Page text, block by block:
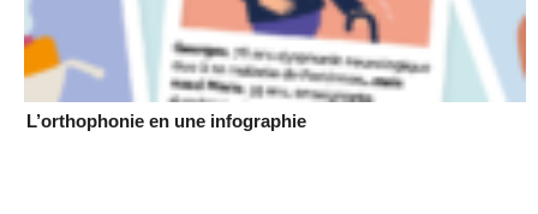
L’orthophonie en une infographie